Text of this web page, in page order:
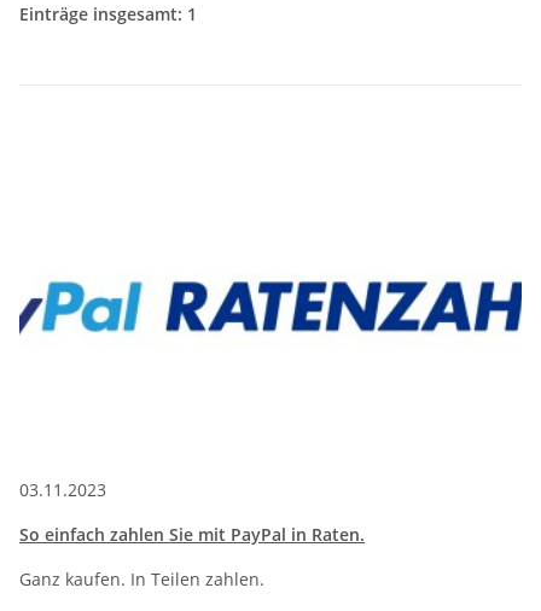
Einträge insgesamt: 1
03.11.2023
So einfach zahlen Sie mit PayPal in Raten.
Ganz kaufen. In Teilen zahlen.